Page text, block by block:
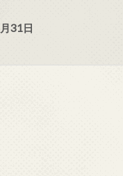
31日